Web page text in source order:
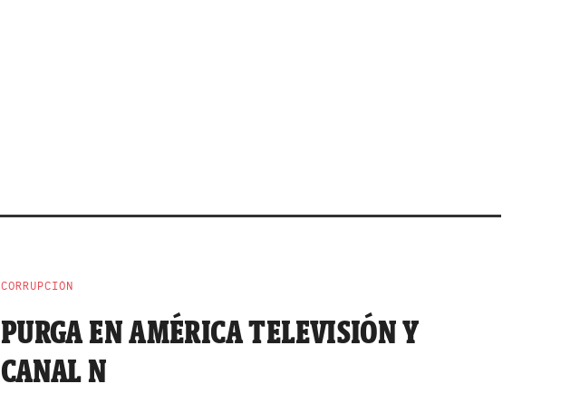
CORRUPCIÓN
PURGA EN AMÉRICA TELEVISIÓN Y
CANAL N